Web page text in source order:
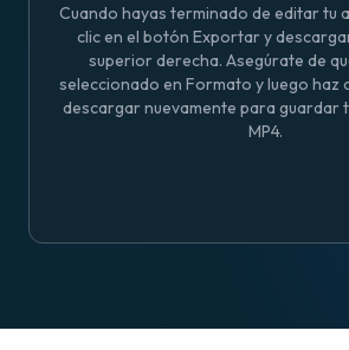
Cuando hayas terminado de editar tu
clic en el botón Exportar y
superior derecha. Asegúrate de
seleccionado en Formato y luego haz
descargar nuevamente para guardar
MP4.